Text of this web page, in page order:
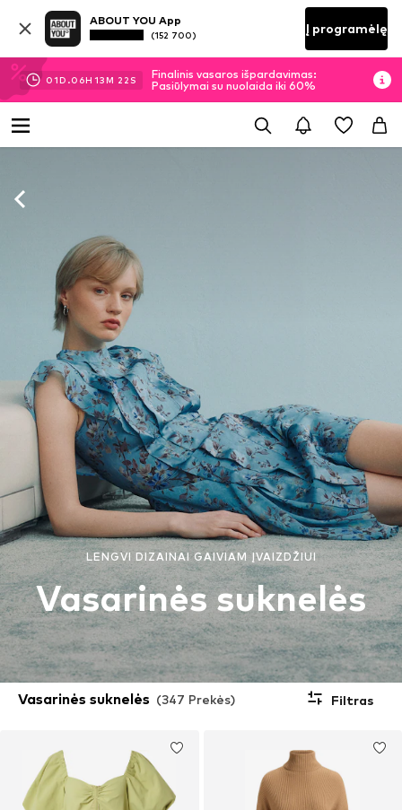
ABOUT YOU App
(152 700) Į programėlę
01D.06H 13M 20 S
Finalinis vasaros išpardavimas:
Pasiūlymai su nuolaida iki 60%
LENGVI DIZAINAI GAIVIAM ĮVAIZDŽIUI
Vasarinės suknelės
Vasarinės suknelės (347 Prekės) Filtras